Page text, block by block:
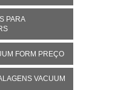
PARA
FORM PREÇO
VACUUM